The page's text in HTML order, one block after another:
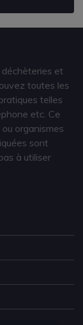
et
toutes les
telles
etc. Ce
organismes
sont
à utiliser